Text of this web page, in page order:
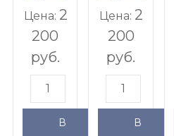
Deckron,
Darvolex,
Ecodeck
(4
пог.метра),
цвет:
венге
Цена: 2
200
руб.
В
Deckron,
Darvolex,
Ecodeck
(4
пог.метра),
цвет:
Цена: 2
200
руб.
В